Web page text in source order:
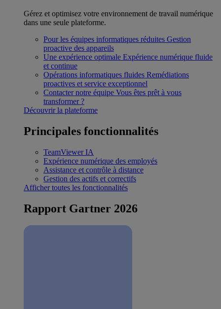
Gérez et optimisez votre environnement de travail numérique
dans une seule plateforme.
Pour les équipes informatiques réduites Gestion
proactive des appareils
Une expérience optimale Expérience numérique fluide
et continue
Opérations informatiques fluides Remédiations
proactives et service exceptionnel
Contacter notre équipe Vous êtes prêt à vous
transformer ?
Découvrir la plateforme
Principales fonctionnalités
TeamViewer IA
Expérience numérique des employés
Assistance et contrôle à distance
Gestion des actifs et correctifs
Afficher toutes les fonctionnalités
Rapport Gartner 2026